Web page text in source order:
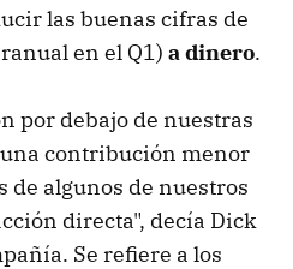
las buenas cifras de
en el Q1) a dinero.
por debajo de nuestras
contribución menor
de algunos de nuestros
directa", decía Dick
Se refiere a los